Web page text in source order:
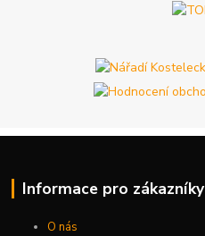
Informace pro zákazníky
O nás